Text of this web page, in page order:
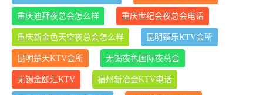
重庆迪拜夜总会怎么样 重庆世纪会夜总会电话
重庆新金色天空夜总会怎么样 昆明臻乐KTV会所
昆明楚天KTV会所 无锡夜色国际夜总会
无锡金颐汇KTV 福州新冶会KTV电话